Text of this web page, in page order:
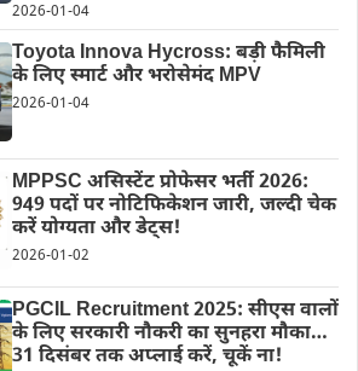
2026-01-04
Toyota Innova Hycross: बड़ी फैमिली
के लिए स्मार्ट और भरोसेमंद MPV
2026-01-04
MPPSC असिस्टेंट प्रोफेसर भर्ती 2026:
949 पदों पर नोटिफिकेशन जारी, जल्दी चेक
करें योग्यता और डेट्स!
2026-01-02
PGCIL Recruitment 2025: सीएस वालों
के लिए सरकारी नौकरी का सुनहरा मौका…
31 दिसंबर तक अप्लाई करें, चूकें ना!